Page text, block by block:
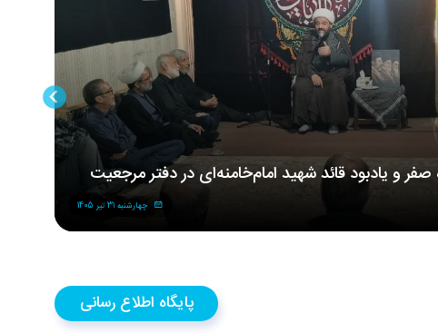
صفر و یادبود قائد شهید امام‌خامنه‌ای در دفتر مرجعیت
چهارشنبه 31 تیر 1405
پایگاه اطلاع رسانی